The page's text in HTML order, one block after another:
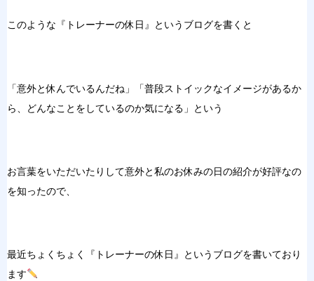
このような『トレーナーの休日』というブログを書くと
「意外と休んでいるんだね」「普段ストイックなイメージがあるか
ら、どんなことをしているのか気になる」という
お言葉をいただいたりして意外と私のお休みの日の紹介が好評なの
を知ったので、
最近ちょくちょく『トレーナーの休日』というブログを書いており
ます